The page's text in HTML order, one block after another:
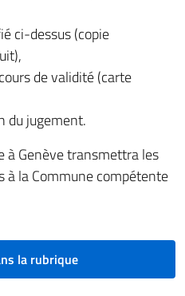
ci-dessus (copie
de validité (carte
du jugement.
à Genève transmettra les
la Commune compétente
la rubrique